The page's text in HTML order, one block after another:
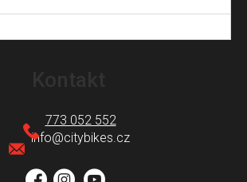
info@citybikes.cz
773 052 552